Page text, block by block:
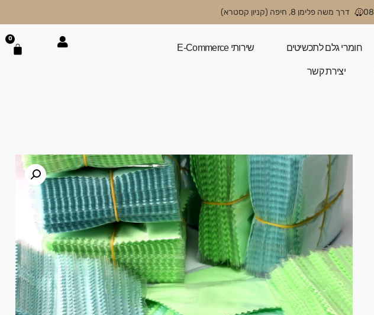
דרך משה פלימן 8, חיפה (קניון קסטרא)
חומרי גלם לתכשיטים שירותי E-Commerce
יצירת קשר
0